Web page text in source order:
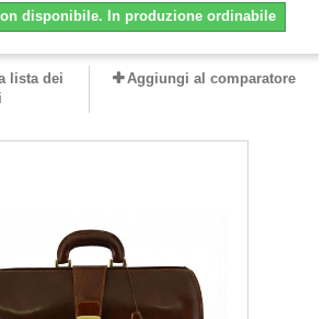
disponibile. In produzione ordinabile
lista dei
Aggiungi al comparatore